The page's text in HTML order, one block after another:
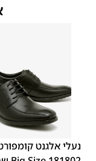
נעלי אלגנט